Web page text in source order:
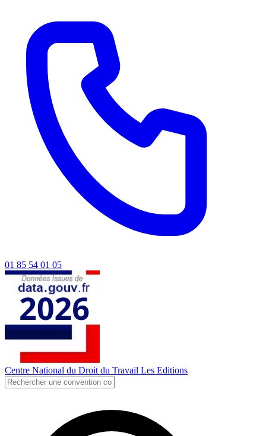
01 85 54 01 05
Centre National du Droit du Travail Les Editions